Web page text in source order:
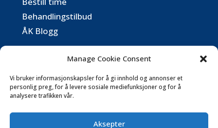
Manage Cookie Consent
Vi bruker informasjonskapsler for å gi innhold og annonser et
personlig preg, for å levere sosiale mediefunksjoner og for å
analysere trafikken vår.
Aksepter
Behandlingstilbud
ÅK Blogg
Kontaktinformasjon
post@aassidenkiropraktorsenter.no